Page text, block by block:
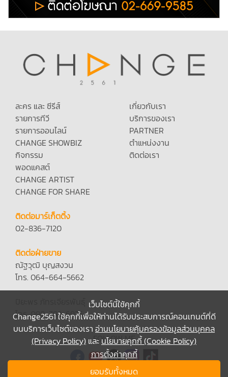
ละคร และ ซีรีส์
รายการทีวี
รายการออนไลน์
CHANGE SHOWBIZ
กิจกรรม
พอดแคสต์
CHANGE ARTIST
CHANGE FOR SHARE
เกี่ยวกับเรา
บริการของเรา
PARTNER
ตำแหน่งงาน
ติดต่อเรา
ติดต่อมาร์เก็ตติ้ง
02-836-7120
ติดต่อฝ่ายขาย
ณัฐวุฒิ บุญสงวน
โทร. 064-664-5662
โทร. 098-792-6935
FOLLOW ME
เว็บไซต์นี้ใช้คุกกี้
Change2561 ใช้คุกกี้เพื่อให้ท่านได้รับประสบการณ์คอนเทนต์ที่ดี
บนบริการเว็บไซต์ของเรา อ่านนโยบายคุ้มครองข้อมูลส่วนบุคคล
(Privacy Policy) และ นโยบายคุกกี้ (Cookie Policy)
การตั้งค่าคุกกี้
ยอมรับทั้งหมด